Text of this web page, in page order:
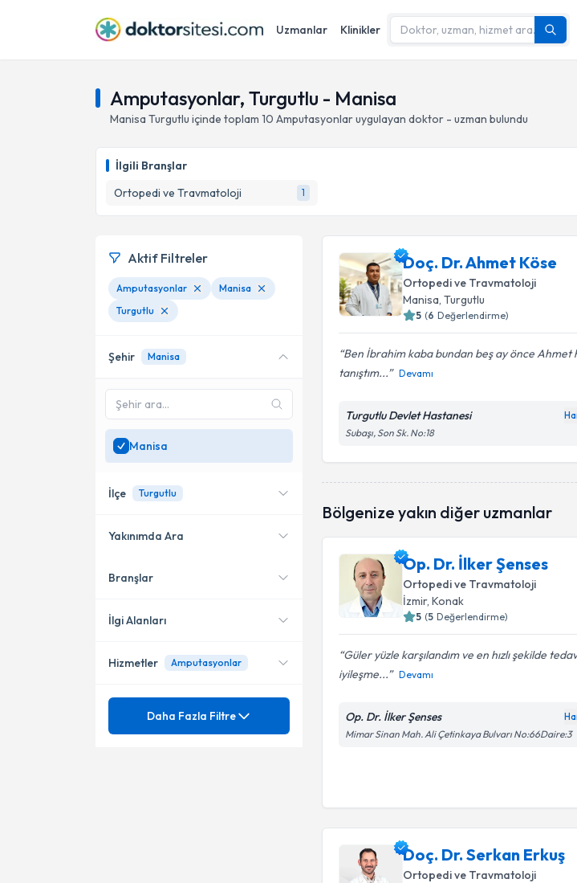
Uzmanlar Klinikler
Amputasyonlar, Turgutlu - Manisa
Manisa Turgutlu içinde toplam 10 Amputasyonlaruygulayan doktor - uzman bulundu
İlgili Branşlar
Ortopedi ve Travmatoloji
1
Doç. Dr. Ahmet Köse
Ortopedi ve Travmatoloji
Manisa, Turgutlu
5 (6 Değerlendirme)
Ben İbrahim kaba bundan beş ay önce Ahmet
tanıştım...
Devamı
Turgutlu Devlet Hastanesi
Subaşı, Son Sk. No:18
Bölgenize yakın diğer uzmanlar
Op. Dr. İlker Şenses
Ortopedi ve Travmatoloji
İzmir, Konak
5 (5 Değerlendirme)
Güler yüzle karşılandım ve en hızlı şekilde
iyileşme...
Devamı
Op. Dr. İlker Şenses
Mimar Sinan Mah. Ali Çetinkaya Bulvarı No:66Daire:3
Doç. Dr. Serkan Erkuş
Ortopedi ve Travmatoloji
Aktif Filtreler
Amputasyonlar
Manisa
Turgutlu
Şehir Manisa
Manisa
İlçe Turgutlu
Salihli
Turgutlu
Yakınımda Ara
Konumuma yakın uzmanları
Branşlar
Ortopedi ve Travmatoloji
İlgi Alanları
Artroplasti
Hizmetler Amputasyonlar
Uzmanlık Alınan Kurum
Daha Fazla Filtre